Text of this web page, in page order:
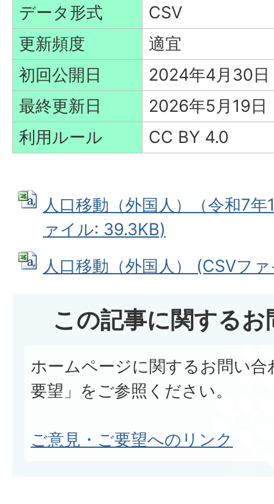
データ形式
CSV
更新頻度
適宜
初回公開日
2024年4月30日
最終更新日
2026年5月19日
利用ルール
CC BY 4.0
人口移動（外国人）（令和7
ァイル: 39.3KB)
人口移動（外国人） (CSVフ
この記事に関する
ホームページに関するお問い
要望」をご参照ください。
ご意見・ご要望へのリンク